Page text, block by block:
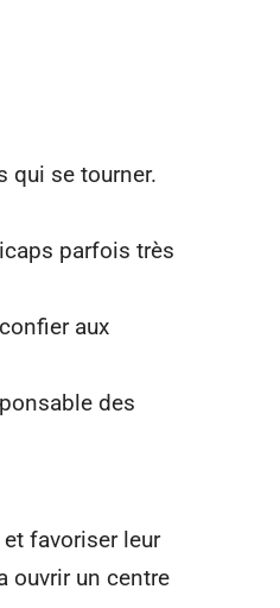
qui se tourner.
parfois très
aux
des
favoriser leur
ouvrir un centre